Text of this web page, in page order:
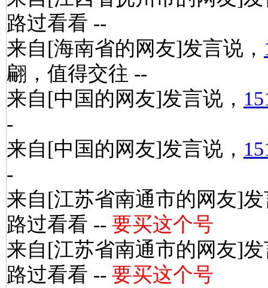
路过看看 --
来自[海南省的网友]发言说，
翩，值得交往 --
来自[中国的网友]发言说，
-
来自[中国的网友]发言说，
-
来自[江苏省南通市的网友]
路过看看 -- 要买这个号
来自[江苏省南通市的网友]
路过看看 -- 要买这个号